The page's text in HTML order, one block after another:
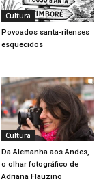
Cultura
Povoados santa-ritenses
esquecidos
Cultura
Da Alemanha aos Andes,
o olhar fotográfico de
Adriana Flauzino